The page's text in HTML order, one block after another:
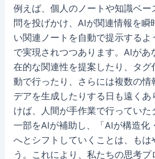
例えば、個人のノートや知識ベ
問を投げかけ、AIが関連情報を瞬
い関連ノートを自動で提示する
で実現されつつあります。AIが
在的な関連性を提案したり、タグ
動で行ったり、さらには複数の情
デアを生成したりする日も遠く
けば、人間が手作業で行ってい
一部をAIが補助し、「AIが構造化
へとシフトしていくことは、もは
う。これにより、私たちの思考プ